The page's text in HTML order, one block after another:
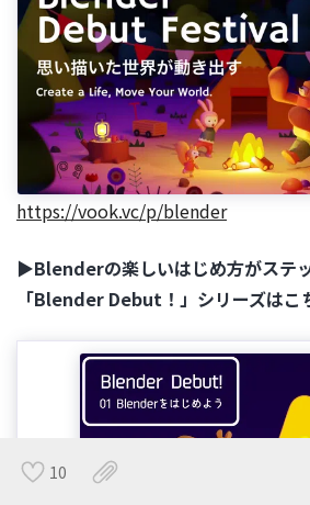
10
https://vook.vc/p/blender
▶Blenderの楽しいはじめ方がステ
「Blender Debut！」シリーズはこ